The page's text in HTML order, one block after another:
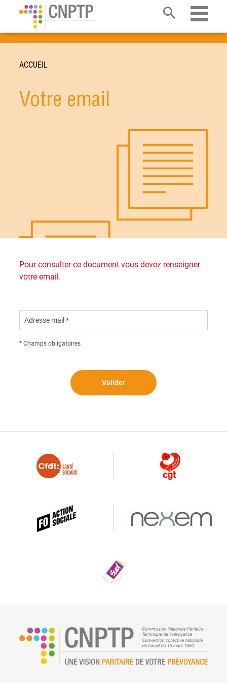
Ouvrir
ACCUEIL
Votre email
Pour consulter ce document vous devez renseigner
votre email.
Adresse mail *
* Champs obligatoires
Valider